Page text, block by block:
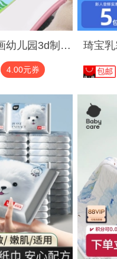
儿童手工diy立体贴画幼儿园3d制作材料包玩具女孩子创意美术贴纸
4.00元券